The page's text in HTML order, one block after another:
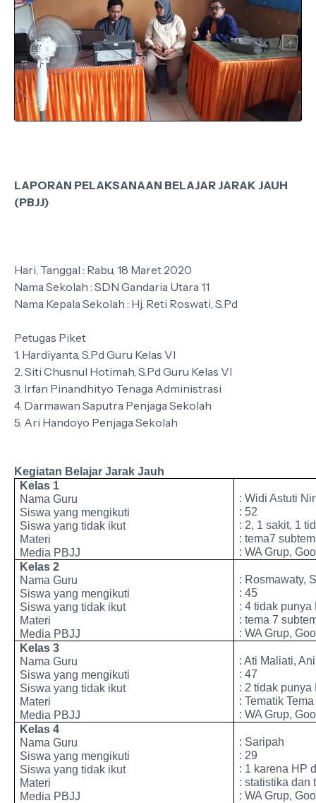
LAPORAN PELAKSANAAN BELAJAR JARAK JAUH
(PBJJ)
Hari, Tanggal : Rabu, 18 Maret 2020
Nama Sekolah : SDN Gandaria Utara 11
Nama Kepala Sekolah : Hj. Reti Roswati, S.Pd
Petugas Piket
1. Hardiyanta, S.Pd Guru Kelas VI
2. Siti Chusnul Hotimah, S.Pd Guru Kelas VI
3. Irfan Pinandhityo Tenaga Administrasi
4. Darmawan Saputra Penjaga Sekolah
5. Ari Handoyo Penjaga Sekolah
Kegiatan Belajar Jarak Jauh
Kelas 1
Nama Guru
Siswa yang mengikuti
Siswa yang tidak ikut
Materi
Media PBJJ
: Widi Astuti
: 52
: 2, 1 sakit, 1
: tema7
: WA Grup,
Kelas 2
Nama Guru
Siswa yang mengikuti
Siswa yang tidak ikut
Materi
Media PBJJ
: Rosmawaty,
: 45
: 4 tidak
: tema 7
: WA Grup,
Kelas 3
Nama Guru
Siswa yang mengikuti
Siswa yang tidak ikut
Materi
Media PBJJ
: Ati Maliati,
: 47
: 2 tidak
: Tematik
: WA Grup,
Kelas 4
Nama Guru
Siswa yang mengikuti
Siswa yang tidak ikut
Materi
Media PBJJ
: Saripah
: 29
: 1 karena HP
: statistika dan
: WA Grup,